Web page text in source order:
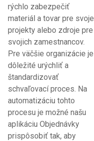
rýchlo zabezpečiť
materiál a tovar pre svoje
projekty alebo zdroje pre
svojich zamestnancov.
Pre väčšie organizácie je
dôležité urýchliť a
štandardizovať
schvaľovací proces. Na
automatizáciu tohto
procesu je možné našu
aplikáciu Objednávky
prispôsobiť tak, aby